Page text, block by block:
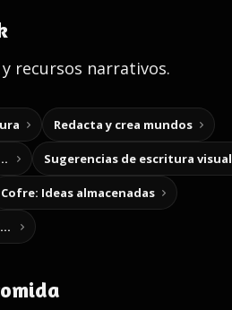
recursos narrativos.
Redacta y crea mundos
de elección Sugerencias de escritura visual
Cofre: Ideas almacenadas
Notas de historia (Extensión de Chrome)